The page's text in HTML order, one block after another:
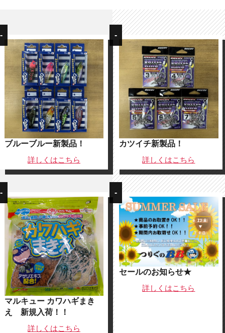
-
ブルーブルー新製品！
詳しくはこちら
-
カツイチ新製品！
詳しくはこちら
-
マルキュー カワハギまき
え 新規入荷！！
詳しくはこちら
-
セールのお知らせ★
詳しくはこちら